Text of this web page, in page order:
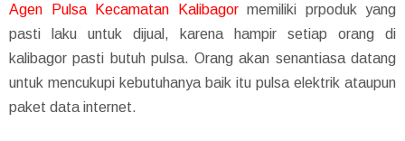
Agen Pulsa Kecamatan Kalibagormemiliki prpoduk yang
pasti laku untuk dijual, karena hampir setiap orang di
kalibagor pasti butuh pulsa. Orang akan senantiasa datang
untuk mencukupi kebutuhanya baik itu pulsa elektrik ataupun
paket data internet.